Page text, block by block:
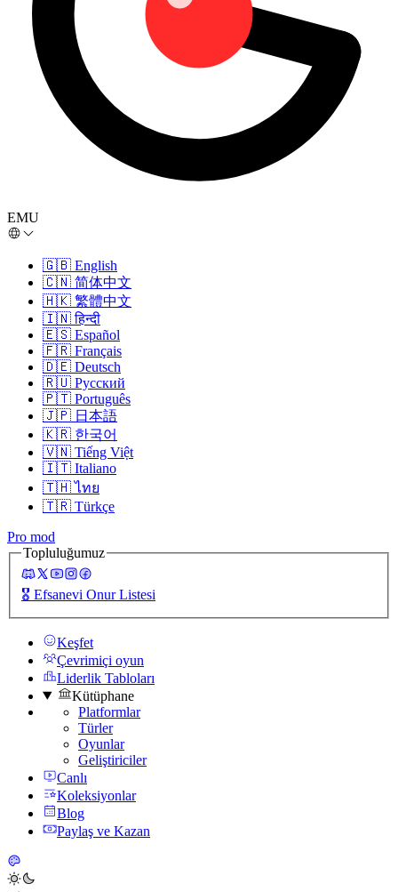
EMU
🇬🇧 English
🇨🇳 简体中文
🇭🇰 繁體中文
🇮🇳 हिन्दी
🇪🇸 Español
🇫🇷 Français
🇩🇪 Deutsch
🇷🇺 Русский
🇵🇹 Português
🇯🇵 日本語
🇰🇷 한국어
🇻🇳 Tiếng Việt
🇮🇹 Italiano
🇹🇭 ไทย
🇹🇷 Türkçe
Pro mod
Topluluğumuz
🎖️ Efsanevi Onur Listesi
Keşfet
Çevrimiçi oyun
Liderlik Tabloları
Kütüphane
Platformlar
Türler
Oyunlar
Geliştiriciler
Canlı
Koleksiyonlar
Blog
Paylaş ve Kazan